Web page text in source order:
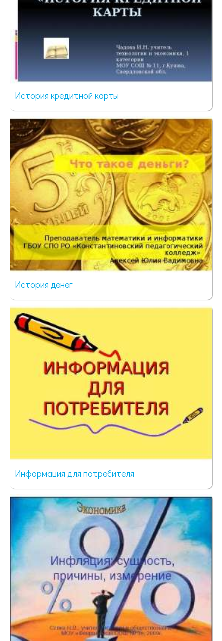
История кредитной карты
714 просмотров
История денег
412 просмотров
Информация для потребителя
492 просмотра